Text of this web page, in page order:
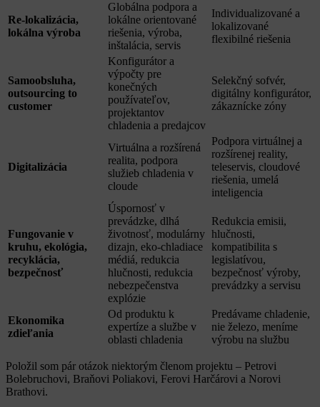
Re-lokalizácia,
lokálna výroba
Globálna podpora a
lokálne orientované
riešenia, výroba,
inštalácia, servis
Individualizované a
lokalizované
flexibilné riešenia
Samoobsluha,
outsourcing to
customer
Konfigurátor a
výpočty pre
konečných
používateľov,
projektantov
chladenia a predajcov
Selekčný sofvér,
digitálny konfigurátor,
zákaznícke zóny
Digitalizácia
Virtuálna a rozšírená
realita, podpora
služieb chladenia v
cloude
Podpora virtuálnej a
rozšírenej reality,
teleservis, cloudové
riešenia, umelá
inteligencia
Fungovanie v
kruhu, ekológia,
recyklácia,
bezpečnosť
Úspornosť v
prevádzke, dlhá
životnosť, modulárny
dizajn, eko-chladiace
médiá, redukcia
hlučnosti, redukcia
nebezpečenstva
explózie
Redukcia emisii,
hlučnosti,
kompatibilita s
legislatívou,
bezpečnosť výroby,
prevádzky a servisu
Ekonomika
zdieľania
Od produktu k
expertíze a službe v
oblasti chladenia
Predávame chladenie,
nie železo, meníme
výrobu na službu
Položil som pár otázok niektorým členom projektu – Petrovi
Bolebruchovi, Braňovi Poliakovi, Ferovi Harčárovi a Norovi
Brathovi.